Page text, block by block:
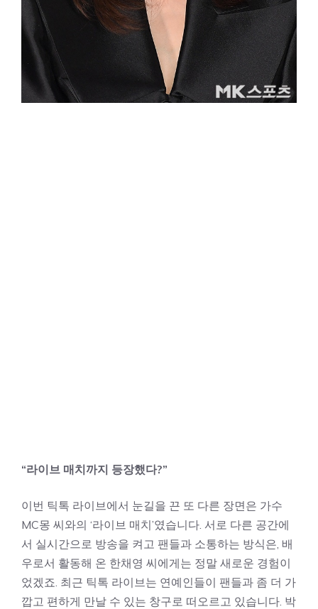
“라이브 매치까지 등장했다?”
이번 틱톡 라이브에서 눈길을 끈 또 다른 장면은 가수
MC몽 씨와의 ‘라이브 매치’였습니다. 서로 다른 공간에
서 실시간으로 방송을 켜고 팬들과 소통하는 방식은, 배
우로서 활동해 온 한채영 씨에게는 정말 새로운 경험이
었겠죠. 최근 틱톡 라이브는 연예인들이 팬들과 좀 더 가
깝고 편하게 만날 수 있는 창구로 떠오르고 있습니다. 박